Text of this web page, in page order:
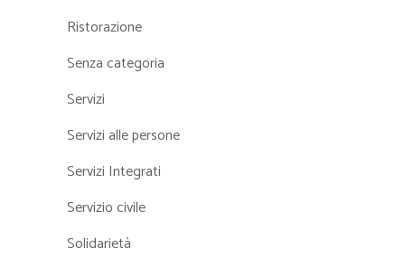
Ristorazione
Senza categoria
Servizi
Servizi alle persone
Servizi Integrati
Servizio civile
Solidarietà